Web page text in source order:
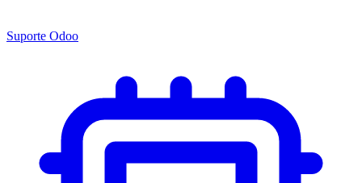
Suporte Odoo